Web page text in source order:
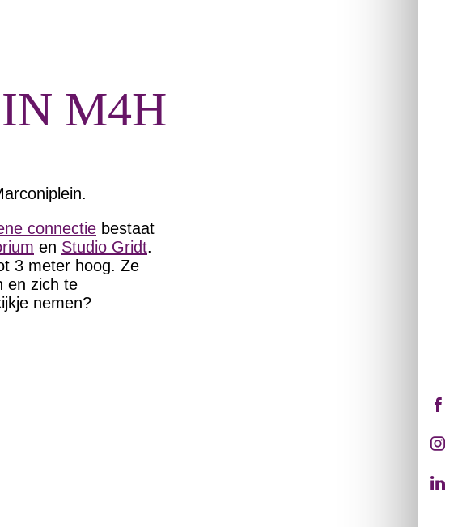
M4H
connectie bestaat
en Studio Gridt.
3 meter hoog. Ze
en zich te
nemen?